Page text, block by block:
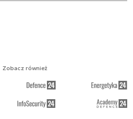
Zobacz również